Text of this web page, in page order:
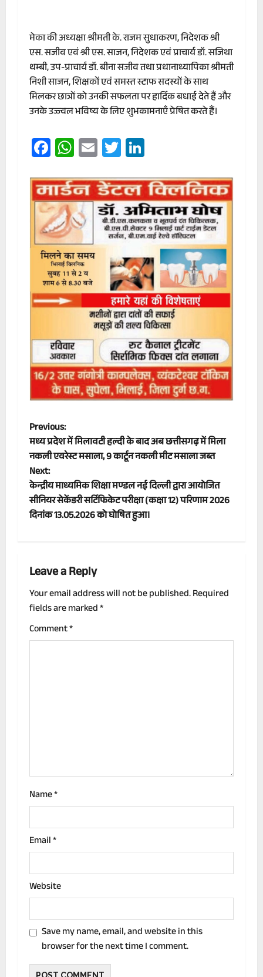
मेका की अध्यक्षा श्रीमती के. राजम सुधाकरण, निदेशक श्री
एस. सजीव एवं श्री एस. साजन, निदेशक एवं प्राचार्य डॉ. सजिथा
थम्बी, उप-प्राचार्य डॉ. बीना सजीव तथा प्रधानाध्यापिका श्रीमती
निशी साजन, शिक्षकों एवं समस्त स्टाफ सदस्यों के साथ
मिलकर छात्रों को उनकी सफलता पर हार्दिक बधाई देते हैं और
उनके उज्ज्वल भविष्य के लिए शुभकामनाएँ प्रेषित करते हैं।
Facebook
WhatsApp
EmailTwitter
P
o
s
t
v
i
g
Previous:
मध्य प्रदेश में मिलावटी हल्दी के बाद अब छत्तीसगढ़ में मिला
नकली एवरेस्ट मसाला, 9 कार्टून नकली मीट मसाला जब्त
Next:
केन्द्रीय माध्यमिक शिक्षा मण्डल नई दिल्ली द्वारा आयोजित
सीनियर सेकेंडरी सर्टिफिकेट परीक्षा (कक्षा 12) परिणाम 2026
दिनांक 13.05.2026 को घोषित हुआ।
Leave a Reply
Your email address will not be published.Required
fields are marked*
Comment*
Name*
Email*
Website
Save my name, email, and website in this
browser for the next time I comment.